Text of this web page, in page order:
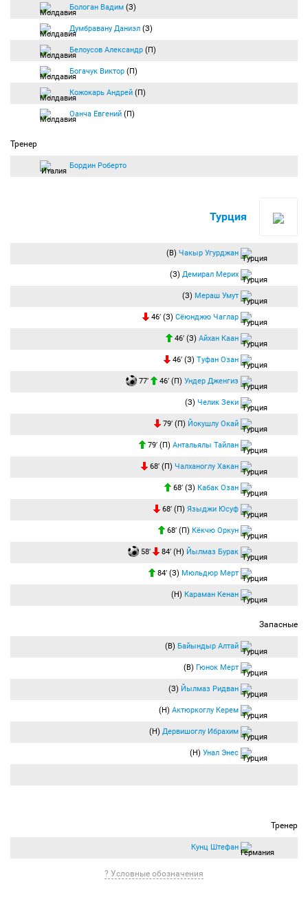
Бологан Вадим (З)
Думбравану Даниэл (З)
Белоусов Александр (П)
Богачук Виктор (П)
Кожокарь Андрей (П)
Оанча Евгений (П)
Тренер
Бордин Роберто
Турция
(В) Чакыр Угурджан
(З) Демирал Мерих
(З) Мераш Умут
46′ (З) Сёюнджю Чаглар
46′ (З) Айхан Каан
46′ (З) Туфан Озан
77′ 46′ (П) Ундер Дженгиз
(З) Челик Зеки
79′ (П) Йокушлу Окай
79′ (П) Антальялы Тайлан
68′ (П) Чалханоглу Хакан
68′ (З) Кабак Озан
68′ (П) Языджи Юсуф
68′ (П) Кёкчю Оркун
58′ 84′ (Н) Йылмаз Бурак
84′ (З) Мюльдюр Мерт
(Н) Караман Кенан
Запасные
(В) Байындыр Алтай
(В) Гюнок Мерт
(З) Йылмаз Ридван
(Н) Актюркоглу Керем
(Н) Дервишоглу Ибрахим
(Н) Унал Энес
Тренер
Кунц Штефан
? Условные обозначения